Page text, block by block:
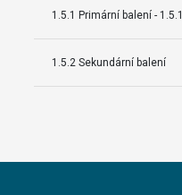
1.5.1 Primární balení -
1.5.2 Sekundární balení